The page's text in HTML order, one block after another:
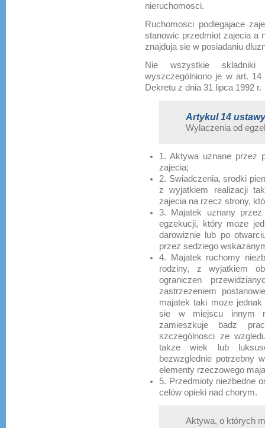
nieruchomosci.
Ruchomosci podlegajace
stanowic przedmiot zajecia a
znajduja sie w posiadaniu
Nie wszystkie skladniki
wyszczególniono je w art.
Dekretu z dnia 31 lipca 1992 r.
Artykul 14
Wylaczenia od
1. Aktywa uznane przez
zajecia;
2. Swiadczenia, srodki
z wyjatkiem realizacji
zajecia na rzecz strony,
3. Majatek uznany
egzekucji, który moze
darowiznie lub po
przez sedziego
4. Majatek ruchomy
rodziny, z wyjatkiem
ograniczen
zastrzezeniem
majatek taki moze
sie w miejscu innym
zamieszkuje badz
szczególnosci ze
takze wiek lub
bezwzglednie potrzebny
elementy rzeczowego
5. Przedmioty niezbedne
celów opieki nad chorym.
Aktywa, o których